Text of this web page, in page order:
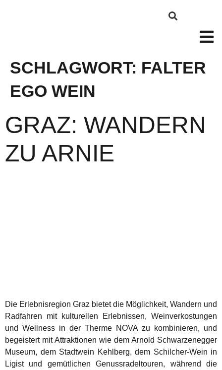
SCHLAGWORT: FALTER
EGO WEIN
GRAZ: WANDERN
ZU ARNIE
Die Erlebnisregion Graz bietet die Möglichkeit, Wandern und
Radfahren mit kulturellen Erlebnissen, Weinverkostungen
und Wellness in der Therme NOVA zu kombinieren, und
begeistert mit Attraktionen wie dem Arnold Schwarzenegger
Museum, dem Stadtwein Kehlberg, dem Schilcher-Wein in
Ligist und gemütlichen Genussradeltouren, während die